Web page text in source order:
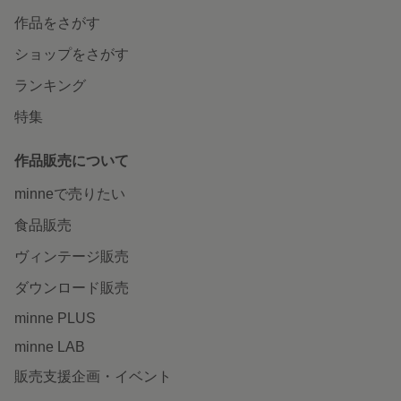
作品をさがす
ショップをさがす
ランキング
特集
作品販売について
minneで売りたい
食品販売
ヴィンテージ販売
ダウンロード販売
minne PLUS
minne LAB
販売支援企画・イベント